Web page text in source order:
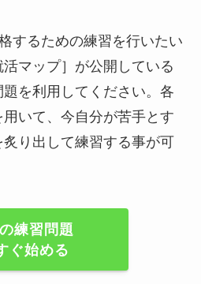
するための練習を行いたい
マップ］が公開している
を利用してください。各
いて、今自分が苦手とす
り出して練習する事が可
練習問題
ぐ始める